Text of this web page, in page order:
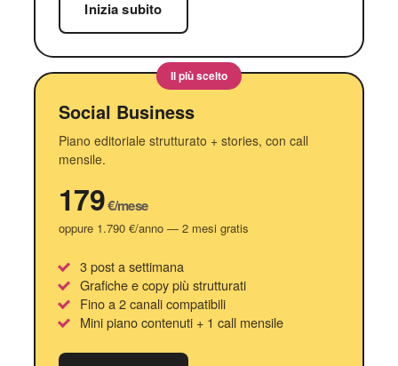
Inizia subito
Il più scelto
Social Business
Piano editoriale strutturato + stories, con call
mensile.
179€/mese
oppure 1.790 €/anno — 2 mesi gratis
3 post a settimana
Grafiche e copy più strutturati
Fino a 2 canali compatibili
Mini piano contenuti + 1 call mensile